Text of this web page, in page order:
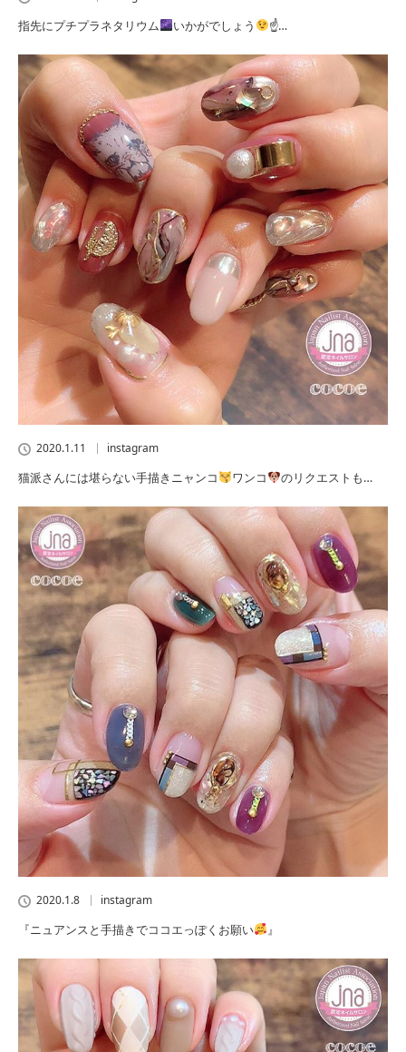
指先にプチプラネタリウム いかがでしょう ☝…
2020.1.11 instagram
猫派さんには堪らない手描きニャンコ ワンコ のリクエストも…
2020.1.8 instagram
『ニュアンスと手描きでココエっぽくお願い 』